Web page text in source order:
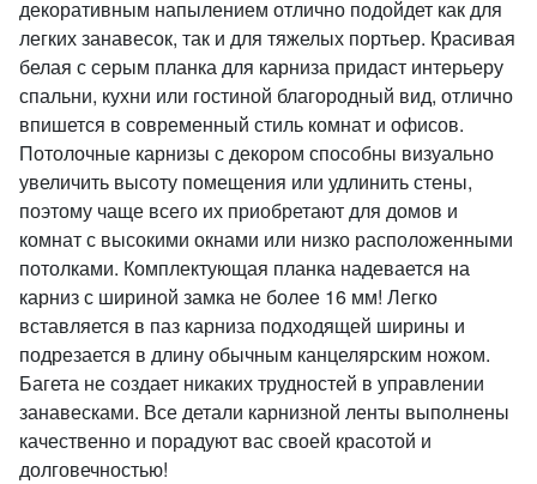
декоративным напылением отлично подойдет как для
легких занавесок, так и для тяжелых портьер. Красивая
белая с серым планка для карниза придаст интерьеру
спальни, кухни или гостиной благородный вид, отлично
впишется в современный стиль комнат и офисов.
Потолочные карнизы с декором способны визуально
увеличить высоту помещения или удлинить стены,
поэтому чаще всего их приобретают для домов и
комнат с высокими окнами или низко расположенными
потолками. Комплектующая планка надевается на
карниз с шириной замка не более 16 мм! Легко
вставляется в паз карниза подходящей ширины и
подрезается в длину обычным канцелярским ножом.
Багета не создает никаких трудностей в управлении
занавесками. Все детали карнизной ленты выполнены
качественно и порадуют вас своей красотой и
долговечностью!